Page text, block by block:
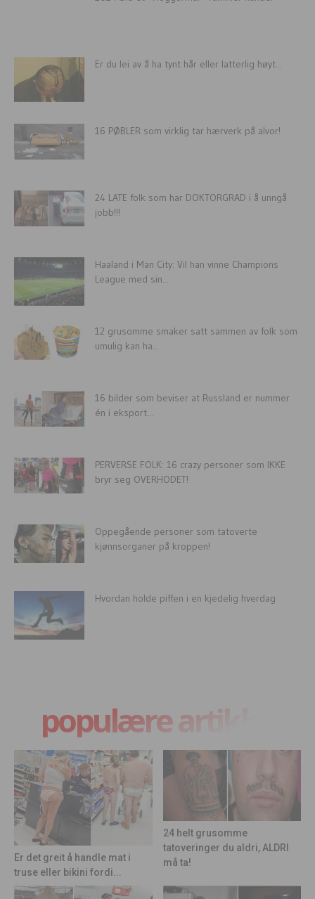
Er du lei av å ha tynt hår eller latterlig høyt...
16 PØBLER som virklig tar hærverk på alvor!
24 LATE folk som har DOKTORGRAD i å unngå
jobb!!!
Haaland i Man City: Vil han vinne Champions
League med sin...
12 grusomme smaker satt sammen av folk som
umulig kan ha...
16 bilder som beviser at Russland er nummer
én i eksport...
PERVERSE FOLK: 16 crazy personer som IKKE
bryr seg OVERHODET!
Oppegående personer som tatoverte
kjønnsorganer på kroppen!
Hvordan holde piffen i en kjedelig hverdag
populære artikler
Er det greit å handle mat i
truse eller bikini fordi...
24 helt grusomme
tatoveringer du aldri, ALDRI
må ta!